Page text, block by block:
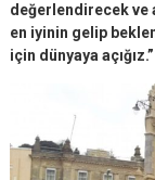
değerlendirecek ve
en iyinin gelip
için dünyaya açığız.”